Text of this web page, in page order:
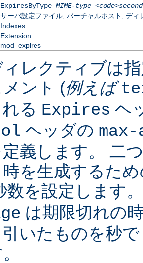
ExpiresByType MIME-type
サーバ設定ファイル, バーチャルホスト, ディ
Indexes
Extension
mod_expires
ィレクティブは
メント (例えば
る Expires ヘ
ヘッダの max-
義します。 二
を生成するた
数を設定します。
は期限切れの
いたものを秒